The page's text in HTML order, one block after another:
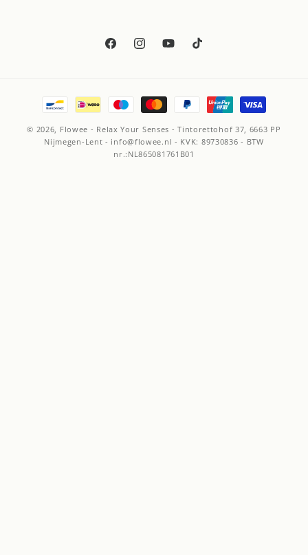
FacebookInstagramYouTubeTikTok
Betaalmethoden
© 2026, Flowee - Relax Your Senses - Tintorettohof 37, 6663 PP
Nijmegen-Lent - info@flowee.nl - KVK: 89730836 - BTW
nr.:NL865081761B01